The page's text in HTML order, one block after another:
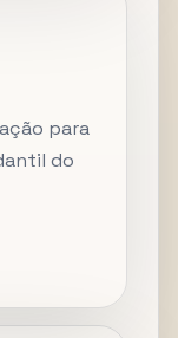
para
do